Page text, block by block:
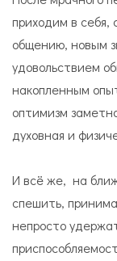
приходим в себя,
общению, новым
удовольствием
накопленным
оптимизм
духовная и
И всё же, на
спешить,
непросто